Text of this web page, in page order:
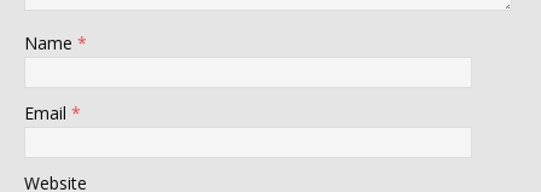
Name *
Email *
Website